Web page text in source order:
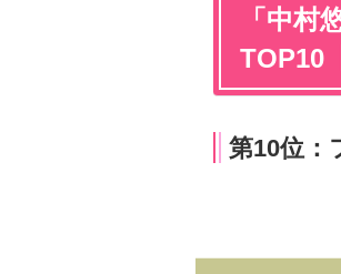
「中
TOP10
第10位：